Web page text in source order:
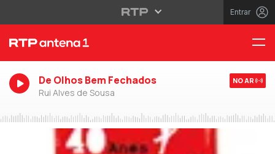
Entrar
De Olhos Bem Fechados
Rui Alves de Sousa
NO AR